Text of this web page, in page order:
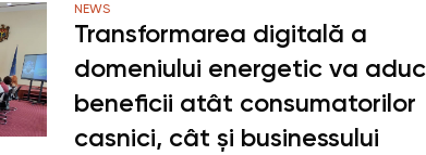
NEWS
Transformarea digitală a
domeniului energetic va
beneficii atât consumatorilor
casnici, cât și businessului